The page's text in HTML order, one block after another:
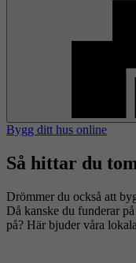
Bygg ditt hus online
Så hittar du
Drömmer du också att
Då kanske du funderar
på? Här bjuder våra